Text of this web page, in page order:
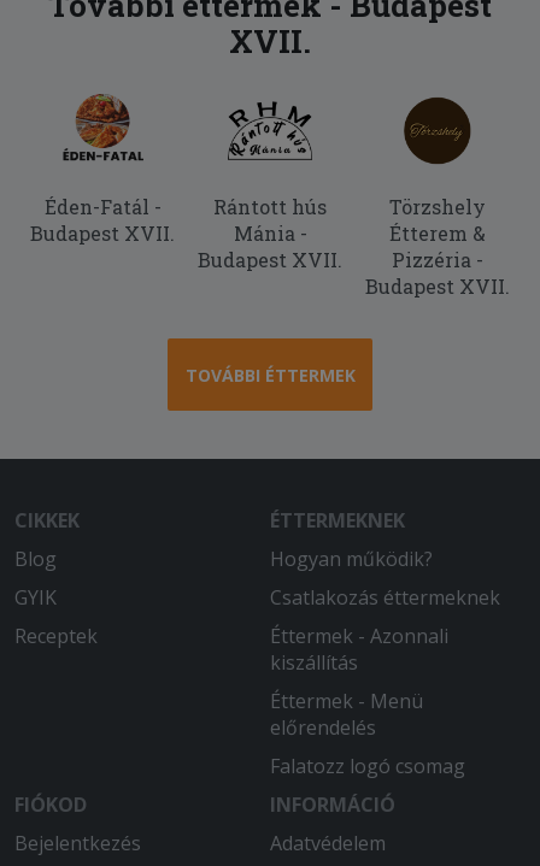
XVII.
Éden-Fatál -
Budapest XVII.
Rántott hús
Mánia -
Budapest XVII.
Törzshely
Étterem &
Pizzéria -
Budapest XVII.
TOVÁBBI ÉTTERMEK
CIKKEK
Blog
GYIK
Receptek
ÉTTERMEKNEK
Hogyan működik?
Csatlakozás éttermeknek
Éttermek - Azonnali
kiszállítás
Éttermek - Menü
előrendelés
Falatozz logó csomag
FIÓKOD
Bejelentkezés
INFORMÁCIÓ
Adatvédelem